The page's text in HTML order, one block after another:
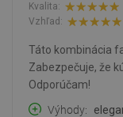
Kvalita:
Vzhľad:
Táto kombinácia
Zabezpečuje, že
Odporúčam!
Výhody